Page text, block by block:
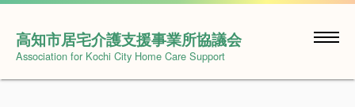
Skip
content
高知市居宅介護支援事業所協議会
Association for Kochi City Home Care Support